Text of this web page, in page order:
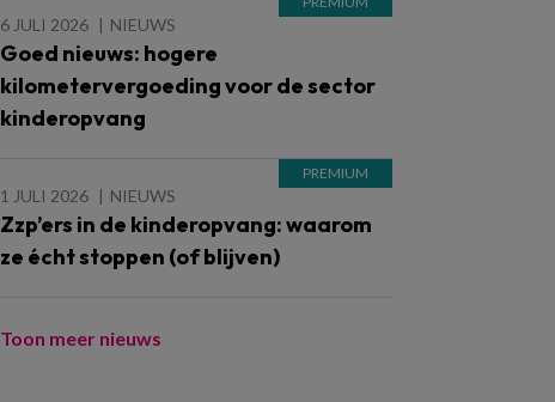
6 JULI 2026 NIEUWS
Goed nieuws: hogere
kilometervergoeding voor de sector
kinderopvang
1 JULI 2026 NIEUWS
Zzp’ers in de kinderopvang: waarom
ze écht stoppen (of blijven)
Toon meer nieuws